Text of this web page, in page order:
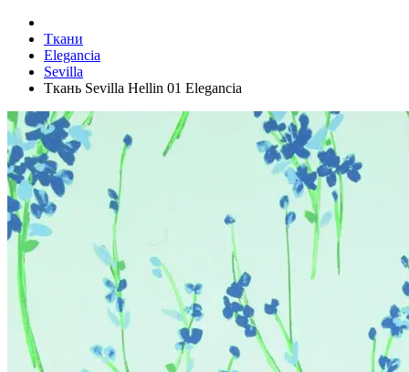
Ткани
Elegancia
Sevilla
Ткань Sevilla Hellin 01 Elegancia